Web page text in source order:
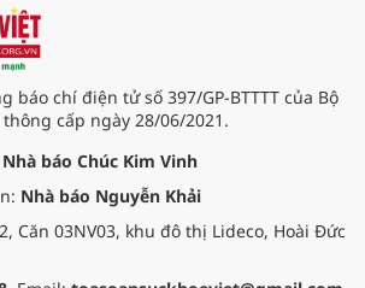
vững của đất nước.
báo chí điện tử số 397/GP-BTTTT của Bộ
cấp ngày 28/06/2021.
Nhà báo Chúc Kim Vinh
Nhà báo Nguyễn Khải
Căn 03NV03, khu đô thị Lideco, Hoài Đức